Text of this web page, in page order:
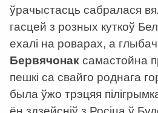
ўрачыстасць сабралася
гасцей з розных куткоў
ехалі на роварах, а
Бервячонак самастойна
пешкі са свайго роднага
была ўжо трэцяя